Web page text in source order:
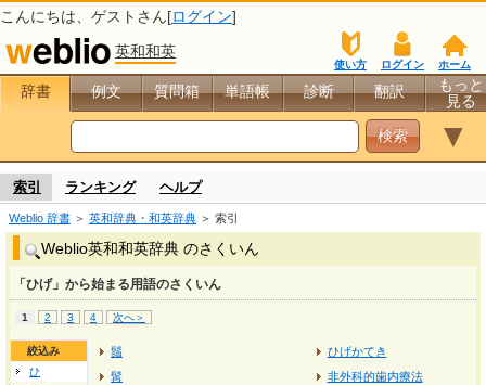
こんにちは、 ゲスト さん[ログイン]
英和和英
ホーム
ログイン
使い方
辞書 例文 質問箱 単語帳 診断 翻訳
もっと
見る
▼
索引 ランキング ヘルプ
Weblio 辞書 ＞ 英和辞典・和英辞典 ＞ 索引
Weblio英和和英辞典 のさくいん
「ひげ」から始まる用語のさくいん
1 2 3 4 次へ＞
絞込み
ひ
鬚
髯
ひげかてき
非外科的歯内療法